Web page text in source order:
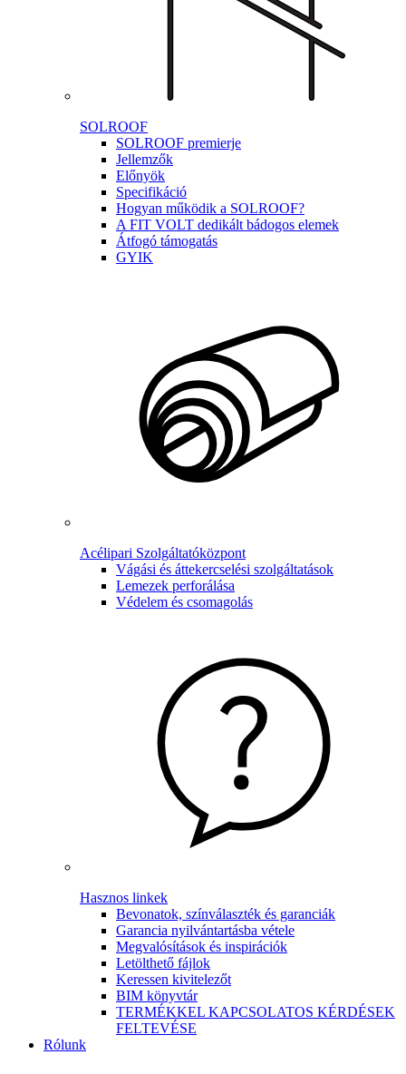
SOLROOF
SOLROOF premierje
Jellemzők
Előnyök
Specifikáció
Hogyan működik a SOLROOF?
A FIT VOLT dedikált bádogos elemek
Átfogó támogatás
GYIK
Acélipari Szolgáltatóközpont
Vágási és áttekercselési szolgáltatások
Lemezek perforálása
Védelem és csomagolás
Hasznos linkek
Bevonatok, színválaszték és garanciák
Garancia nyilvántartásba vétele
Megvalósítások és inspirációk
Letölthető fájlok
Keressen kivitelezőt
BIM könyvtár
TERMÉKKEL KAPCSOLATOS KÉRDÉSEK
FELTEVÉSE
Rólunk